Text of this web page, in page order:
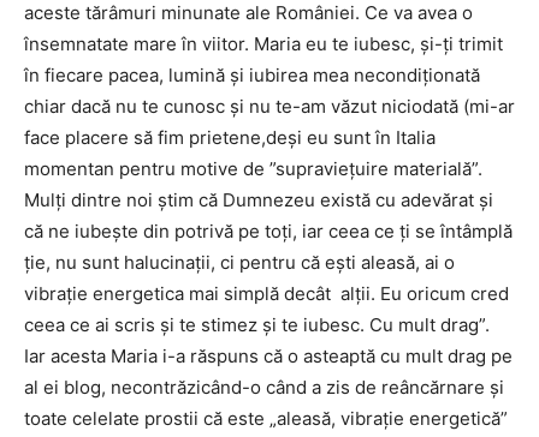
aceste tărâmuri minunate ale României. Ce va avea o
însemnatate mare în viitor. Maria eu te iubesc, şi-ţi trimit
în fiecare pacea, lumină şi iubirea mea necondiţionată
chiar dacă nu te cunosc şi nu te-am văzut niciodată (mi-ar
face placere să fim prietene,deşi eu sunt în Italia
momentan pentru motive de ”supravieţuire materială”.
Mulţi dintre noi ştim că Dumnezeu există cu adevărat şi
că ne iubeşte din potrivă pe toţi, iar ceea ce ţi se întâmplă
ţie, nu sunt halucinaţii, ci pentru că eşti aleasă, ai o
vibraţie energetica mai simplă decât alții. Eu oricum cred
ceea ce ai scris şi te stimez şi te iubesc. Cu mult drag”.
Iar acesta Maria i-a răspuns că o asteaptă cu mult drag pe
al ei blog, necontrăzicând-o când a zis de reâncărnare şi
toate celelate prostii că este „aleasă, vibraţie energetică”